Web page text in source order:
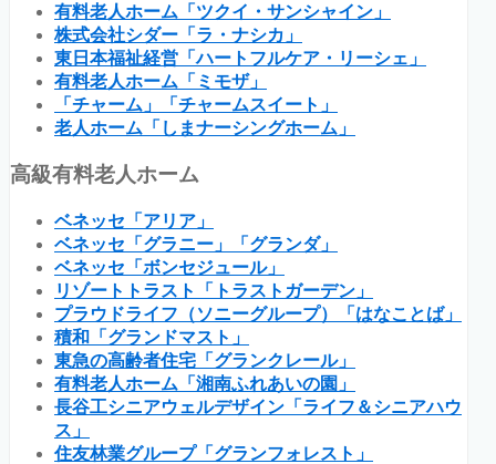
有料老人ホーム「ツクイ・サンシャイン」
株式会社シダー「ラ・ナシカ」
東日本福祉経営「ハートフルケア・リーシェ」
有料老人ホーム「ミモザ」
「チャーム」「チャームスイート」
老人ホーム「しまナーシングホーム」
高級有料老人ホーム
ベネッセ「アリア」
ベネッセ「グラニー」「グランダ」
ベネッセ「ボンセジュール」
リゾートトラスト「トラストガーデン」
プラウドライフ（ソニーグループ）「はなことば」
積和「グランドマスト」
東急の高齢者住宅「グランクレール」
有料老人ホーム「湘南ふれあいの園」
長谷工シニアウェルデザイン「ライフ＆シニアハウ
ス」
住友林業グループ「グランフォレスト」